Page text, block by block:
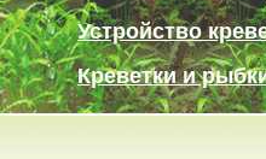
Устройство
Креветки и